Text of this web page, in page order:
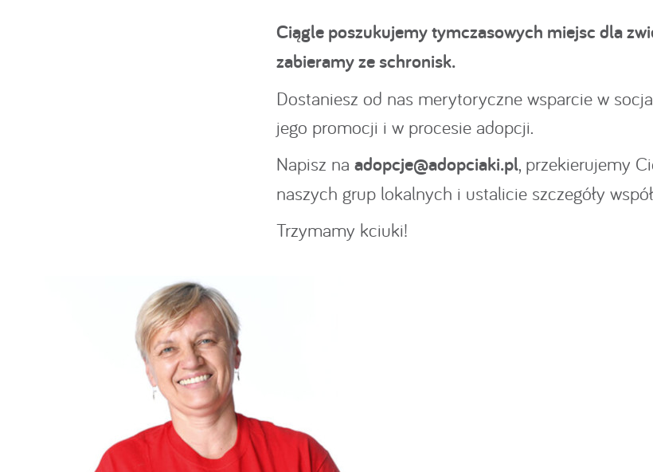
Ciągle poszukujemy tymczasowych miejsc dla
zabieramy ze schronisk.
Dostaniesz od nas merytoryczne wsparcie w
jego promocji i w procesie adopcji.
Napisz na adopcje@adopciaki.pl, przekierujemy
naszych grup lokalnych i ustalicie szczegóły
Trzymamy kciuki!